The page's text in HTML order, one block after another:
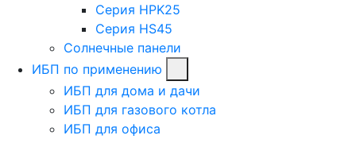
Серия HPK25
Серия HS45
Солнечные панели
ИБП по применению
ИБП для дома и дачи
ИБП для газового котла
ИБП для офиса